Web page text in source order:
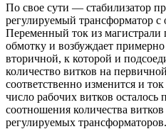
По свое сути — стабилизатор
регулируемый трансформатор с
Переменный ток из магистрали
обмотку и возбуждает
вторичной, к которой и
количество витков на
соответственно изменится и
число рабочих витков
соотношения количества
регулируемых трансформаторов.